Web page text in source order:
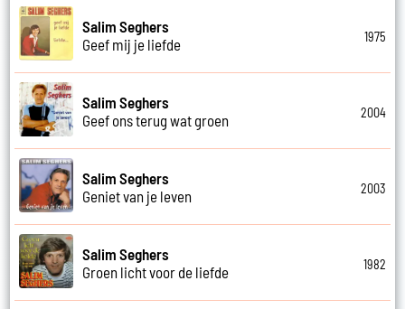
Salim Seghers
Geef mij je liefde
1975
Salim Seghers
Geef ons terug wat groen
2004
Salim Seghers
Geniet van je leven
2003
Salim Seghers
Groen licht voor de liefde
1982